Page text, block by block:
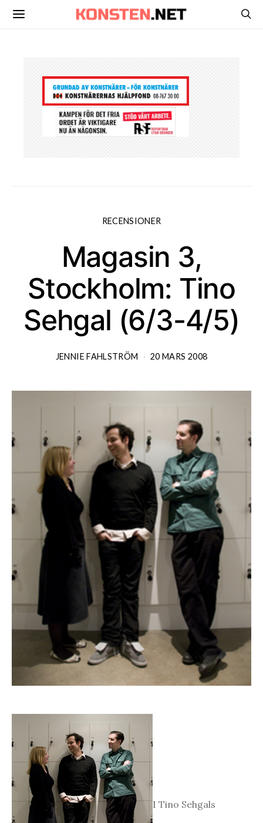
RECENSIONER
Magasin 3,
Stockholm: Tino
Sehgal (6/3-4/5)
JENNIE FAHLSTRÖM 20 MARS 2008
I Tino Sehgals